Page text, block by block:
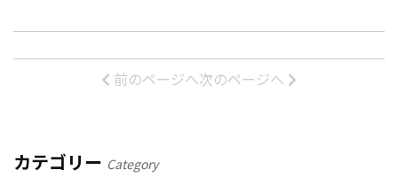
前のページへ次のページへ
カテゴリー Category